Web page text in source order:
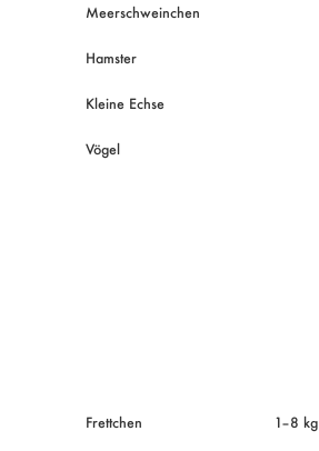
Meerschweinchen
Hamster
Kleine Echse
Vögel
Frettchen 1–8 kg